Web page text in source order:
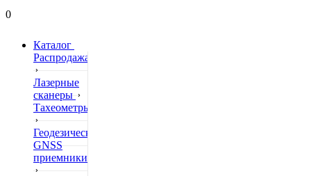
0
Каталог
Распродажа
Лазерные
сканеры
Тахеометры
Геодезические
GNSS
приемники